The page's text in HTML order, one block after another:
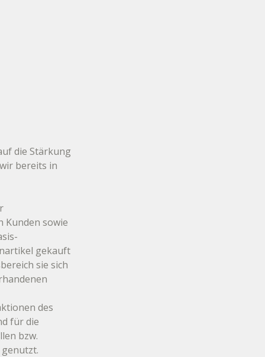
die Stärkung
bereits in
Kunden sowie
gekauft
sie sich
des
für die
bzw.